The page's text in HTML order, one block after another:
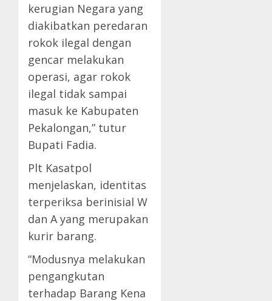
kerugian Negara yang
diakibatkan peredaran
rokok ilegal dengan
gencar melakukan
operasi, agar rokok
ilegal tidak sampai
masuk ke Kabupaten
Pekalongan,” tutur
Bupati Fadia.
Plt Kasatpol
menjelaskan, identitas
terperiksa berinisial W
dan A yang merupakan
kurir barang.
“Modusnya melakukan
pengangkutan
terhadap Barang Kena